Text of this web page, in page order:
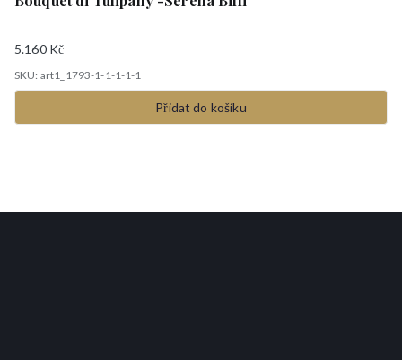
5.160 Kč
SKU: art1_1793-1-1-1-1-1
Přidat do košíku